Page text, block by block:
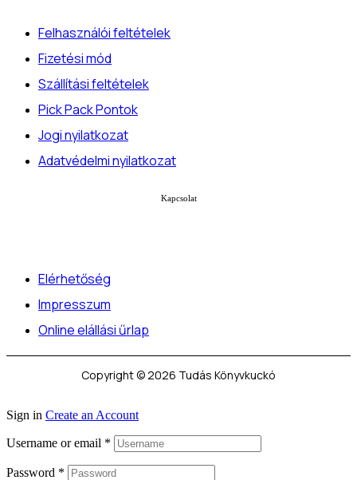
Felhasználói feltételek
Fizetési mód
Szállítási feltételek
Pick Pack Pontok
Jogi nyilatkozat
Adatvédelmi nyilatkozat
Kapcsolat
Elérhetőség
Impresszum
Online elállási űrlap
Copyright © 2026 Tudás Könyvkuckó
Sign in Create an Account
Username or email *
Password *